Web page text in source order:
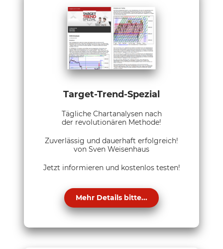
Target-Trend-Spezial
Tägliche Chartanalysen nach
der revolutionären Methode!
Zuverlässig und dauerhaft erfolgreich!
von Sven Weisenhaus
Jetzt informieren und kostenlos testen!
Mehr Details bitte...